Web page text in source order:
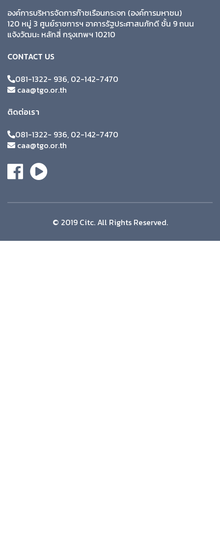
องค์การบริหารจัดการก๊าซเรือนกระจก (องค์การมหาชน)
120 หมู่ 3 ศูนย์ราชการฯ อาคารรัฐประศาสนภักดี ชั้น 9 ถนน
แจ้งวัฒนะ หลักสี่ กรุงเทพฯ 10210
CONTACT US
081-1322- 936, 02-142-7470
caa@tgo.or.th
ติดต่อเรา
081-1322- 936, 02-142-7470
caa@tgo.or.th
© 2019 Citc. All Rights Reserved.